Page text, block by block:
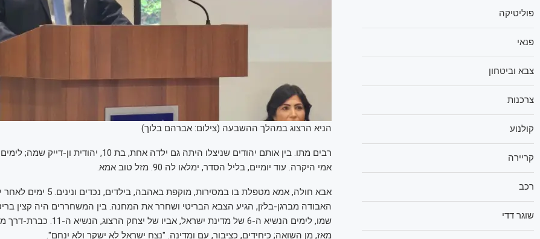
הניא הרצוג במהלך ההשבעה (צילום: אברהם בלוך)
רבים מתו. בין אותם יהודים שניצלו היתה גם ילדה אחת, בת 10,
אמי היקרה. עוד יומיים, בליל הסדר, ימלאו לה 90. מזל טוב אמא.
אבא חולה, אמא מטפלת בו במסירות, מוקפת
האבודה מברגן-בלזן, הגיע הצבא הבריטי ושחרר את המחנה. בין המשחררים היה קצין
שמו, לימים הנשיא ה-6 של מדינת ישראל, אביו של
מאז, מן השואה; כיחידים, כציבור, עם ומדינה. "נצח ישראל לא ישקר ולא יִנחם".
פוליטיקה
פנאי
צבא וביטחון
צרכנות
קולנוע
קריירה
רכב
שוגר דדי